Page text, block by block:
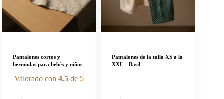
Pantalones cortos y
bermudas para bebés y niños
Valorado con 4.5de 5
Pantalones de la talla XS a la
XXL – Basil